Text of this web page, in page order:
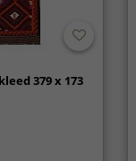
379 x 173